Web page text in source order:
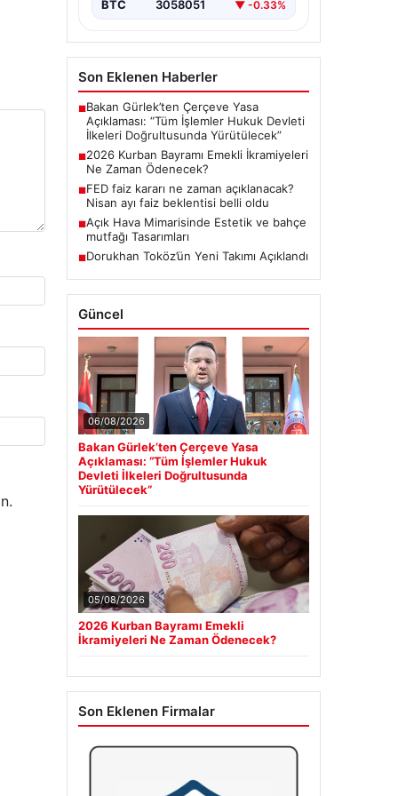
BTC 3058051 ▼ -0.33%
Son Eklenen Haberler
■Bakan Gürlek’ten Çerçeve Yasa
Açıklaması: “Tüm İşlemler Hukuk Devleti
İlkeleri Doğrultusunda Yürütülecek”
■2026 Kurban Bayramı Emekli İkramiyeleri
Ne Zaman Ödenecek?
■FED faiz kararı ne zaman açıklanacak?
Nisan ayı faiz beklentisi belli oldu
■Açık Hava Mimarisinde Estetik ve bahçe
mutfağı Tasarımları
■Dorukhan Toköz’ün Yeni Takımı Açıklandı
Güncel
06/08/2026
Bakan Gürlek’ten Çerçeve Yasa
Açıklaması: “Tüm İşlemler Hukuk
Devleti İlkeleri Doğrultusunda
Yürütülecek”
05/08/2026
2026 Kurban Bayramı Emekli
İkramiyeleri Ne Zaman Ödenecek?
Son Eklenen Firmalar